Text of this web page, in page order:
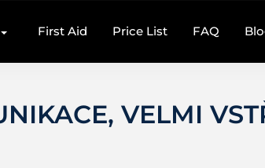
First Aid Price List FAQ
VELMI